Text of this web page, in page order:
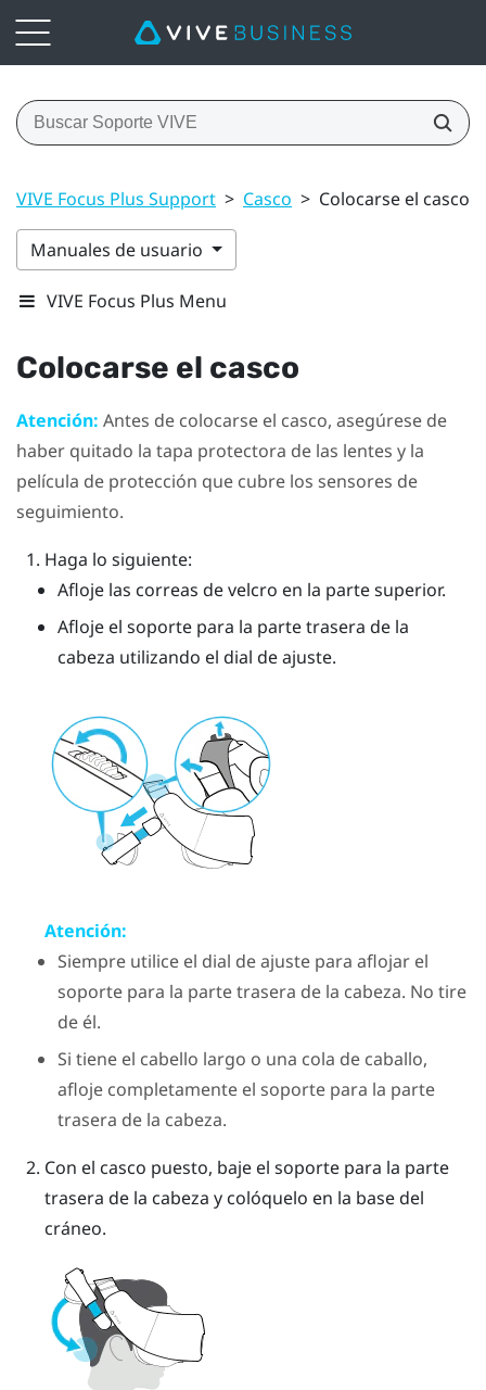
VIVE Focus Plus Support > Casco > Colocarse el casco
Manuales de usuario
VIVE Focus Plus Menu
Colocarse el casco
Atención: Antes de colocarse el casco, asegúrese de
haber quitado la tapa protectora de las lentes y la
película de protección que cubre los sensores de
seguimiento.
Haga lo siguiente:
Afloje las correas de velcro en la parte superior.
Afloje el soporte para la parte trasera de la
cabeza utilizando el dial de ajuste.
Atención:
Siempre utilice el dial de ajuste para aflojar el
soporte para la parte trasera de la cabeza. No tire
de él.
Si tiene el cabello largo o una cola de caballo,
afloje completamente el soporte para la parte
trasera de la cabeza.
Con el casco puesto, baje el soporte para la parte
trasera de la cabeza y colóquelo en la base del
cráneo.